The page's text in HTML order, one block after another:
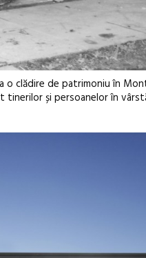
o clădire de patrimoniu în
și persoanelor în